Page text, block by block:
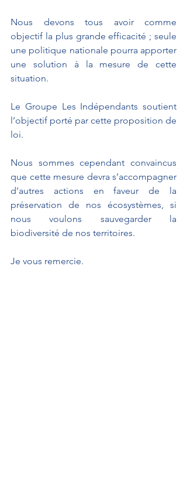
Nous devons tous avoir comme
objectif la plus grande efficacité ; seule
une politique nationale pourra apporter
une solution à la mesure de cette
situation.
Le Groupe Les Indépendants soutient
l’objectif porté par cette proposition de
loi.
Nous sommes cependant convaincus
que cette mesure devra s’accompagner
d’autres actions en faveur de la
préservation de nos écosystèmes, si
nous voulons sauvegarder la
biodiversité de nos territoires.
Je vous remercie.